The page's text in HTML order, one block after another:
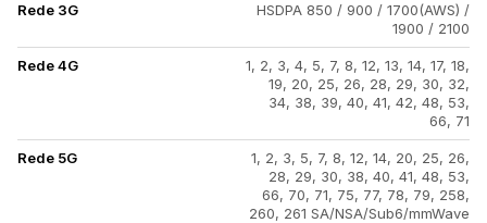
Rede 3G
HSDPA 850 / 900 / 1700(AWS) /
1900 / 2100
Rede 4G
1, 2, 3, 4, 5, 7, 8, 12, 13, 14, 17, 18,
19, 20, 25, 26, 28, 29, 30, 32,
34, 38, 39, 40, 41, 42, 48, 53,
66, 71
Rede 5G
1, 2, 3, 5, 7, 8, 12, 14, 20, 25, 26,
28, 29, 30, 38, 40, 41, 48, 53,
66, 70, 71, 75, 77, 78, 79, 258,
260, 261 SA/NSA/Sub6/mmWave